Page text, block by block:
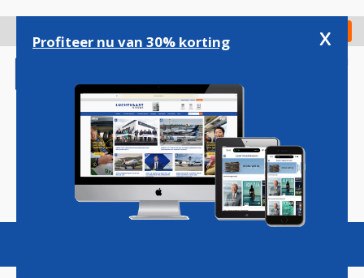
gaan
Check in
Magazine Podcasts Vacatures
Profiteer nu van 30% korting x